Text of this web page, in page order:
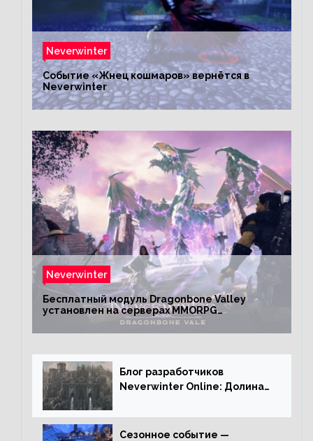
Neverwinter
Событие «Жнец кошмаров» вернётся в
Neverwinter
Neverwinter
Бесплатный модуль Dragonbone Valley
установлен на серверах MMORPG
Блог разработчиков
Neverwinter Online: Долина
Сезонное событие —